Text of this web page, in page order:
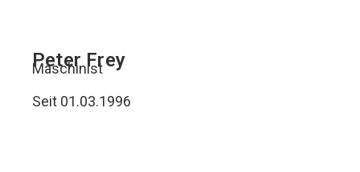
Peter Frey
Maschinist
Seit 01.03.1996